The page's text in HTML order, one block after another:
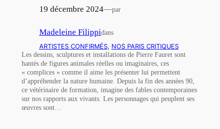
19 décembre 2024—par
Madeleine Filippidans
ARTISTES CONFIRMÉS, NOS PARIS CRITIQUES
Les dessins, sculptures et installations de Pierre Fauret sont
hantés de figures animales réelles ou imaginaires, ces
« complices » comme il aime les présenter lui permettent
d’appréhender la nature humaine. Depuis la fin des années 90,
ce vétérinaire de formation, imagine des fables contemporaines
sur nos rapports aux vivants. Les personnages qui peuplent ses
œuvres sont…